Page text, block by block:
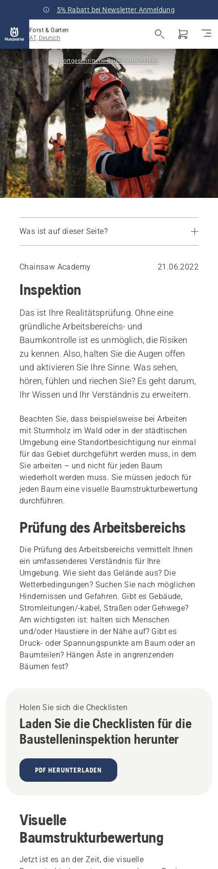
5% Rabatt bei Newsletter Anmeldung
Forst & Garten
AT, Deutsch
Fortgeschrittene Baumfälltechniken
Was ist auf dieser Seite?
Chainsaw Academy 21.06.2022
Inspektion
Das ist Ihre Realitätsprüfung. Ohne eine
gründliche Arbeitsbereichs- und
Baumkontrolle ist es unmöglich, die Risiken
zu kennen. Also, halten Sie die Augen offen
und aktivieren Sie Ihre Sinne. Was sehen,
hören, fühlen und riechen Sie? Es geht darum,
Ihr Wissen und Ihr Verständnis zu erweitern.
Beachten Sie, dass beispielsweise bei Arbeiten
mit Sturmholz im Wald oder in der städtischen
Umgebung eine Standortbesichtigung nur einmal
für das Gebiet durchgeführt werden muss, in dem
Sie arbeiten – und nicht für jeden Baum
wiederholt werden muss. Sie müssen jedoch für
jeden Baum eine visuelle Baumstrukturbewertung
durchführen.
Prüfung des Arbeitsbereichs
Die Prüfung des Arbeitsbereichs vermittelt Ihnen
ein umfassenderes Verständnis für Ihre
Umgebung. Wie sieht das Gelände aus? Die
Wetterbedingungen? Suchen Sie nach möglichen
Hindernissen und Gefahren. Gibt es Gebäude,
Stromleitungen/-kabel, Straßen oder Gehwege?
Am wichtigsten ist: halten sich Menschen
und/oder Haustiere in der Nähe auf? Gibt es
Druck- oder Spannungspunkte am Baum oder an
Baumteilen? Hängen Äste in angrenzenden
Bäumen fest?
Holen Sie sich die Checklisten
Laden Sie die Checklisten für die
Baustelleninspektion herunter
PDF HERUNTERLADEN
Visuelle
Baumstrukturbewertung
Jetzt ist es an der Zeit, die visuelle